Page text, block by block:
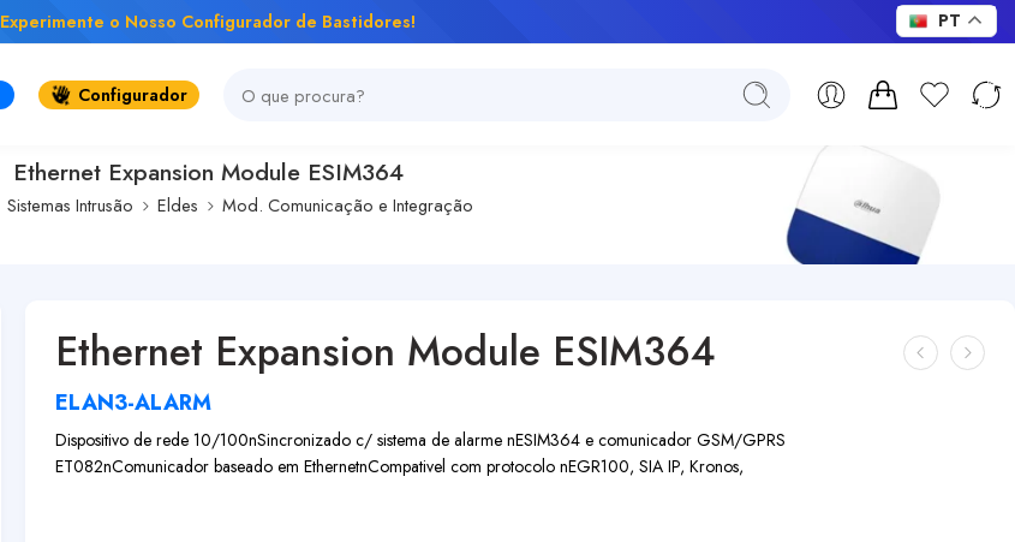
Experimente o Nosso Configurador de Bastidores!
Configurador
Ethernet Expansion Module ESIM364
Sistemas Intrusão Eldes Mod. Comunicação e Integração
Ethernet Expansion Module ESIM364
ELAN3-ALARM
Dispositivo de rede 10/100nSincronizado c/ sistema de alarme nESIM364 e comunicador GSM/GPRS
ET082nComunicador baseado em EthernetnCompativel com protocolo nEGR100, SIA IP, Kronos,
PT